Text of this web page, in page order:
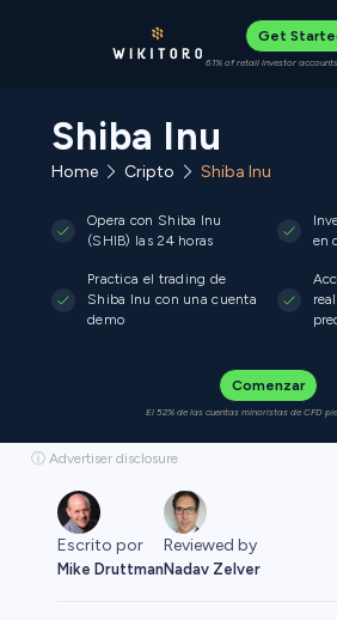
Get
61% of retail investor
Shiba Inu
Home Cripto Shiba Inu
Opera con Shiba Inu
(SHIB) las 24 horas
en
Practica el trading de
Shiba Inu con una cuenta
demo
Comenzar
El 52% de las cuentas minoristas de CFD
ⓘ Advertiser disclosure
Escrito por
Mike Druttman
Reviewed by
Nadav Zelver